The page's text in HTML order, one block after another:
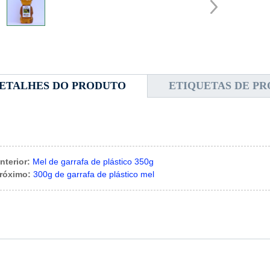
DO PRODUTO ETIQUETAS DE
Mel de garrafa de plástico 350g
300g de garrafa de plástico mel